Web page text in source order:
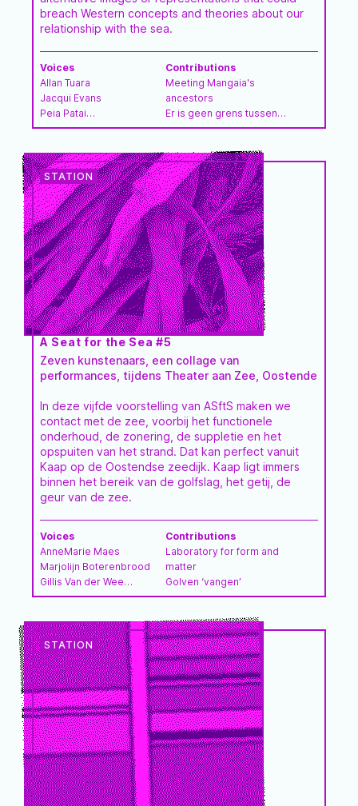
breach Western concepts and theories about our
relationship with the sea.
Voices
Allan Tuara
Jacqui Evans
Peia Patai
Nga Takaiti
Sam Napa
Jean Tekura Mason
DSCC
Contributions
Meeting Mangaia's
ancestors
Er is geen grens tussen
land en water
fish
The sea if suffering
Poets for the Planet
Taramea
A Seat for the Sea #5
Zeven kunstenaars, een collage van
performances, tijdens Theater aan Zee, Oostende
In deze vijfde voorstelling van ASftS maken we
contact met de zee, voorbij het functionele
onderhoud, de zonering, de suppletie en het
opspuiten van het strand. Dat kan perfect vanuit
Kaap op de Oostendse zeedijk. Kaap ligt immers
binnen het bereik van de golfslag, het getij, de
geur van de zee.
Voices
AnneMarie Maes
Marjolijn Boterenbrood
Gillis Van der Wee
Lotte Nijsten
Greet Brauwers
Raf Custers
Theater Aan Zee
Anna Luyten
Contributions
Laboratory for form and
matter
Golven ‘vangen’